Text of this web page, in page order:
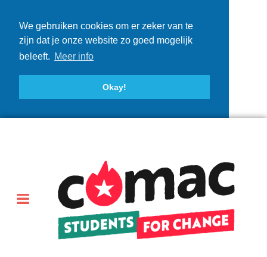
We gebruiken cookies om er zeker van te
zijn dat je onze website zo goed mogelijk
beleeft. Meer info
Okay!